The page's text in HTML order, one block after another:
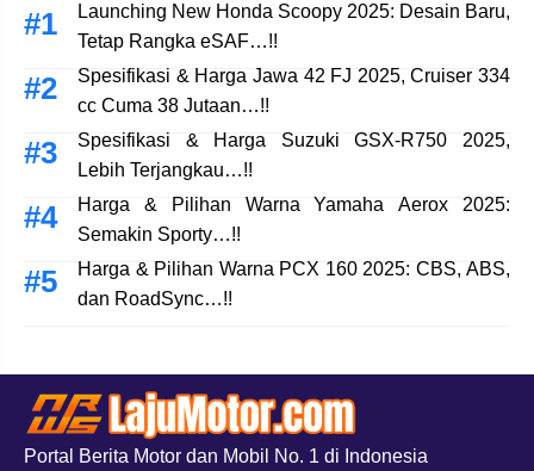
Launching New Honda Scoopy 2025: Desain Baru,
Tetap Rangka eSAF…!!
Spesifikasi & Harga Jawa 42 FJ 2025, Cruiser 334
cc Cuma 38 Jutaan…!!
Spesifikasi & Harga Suzuki GSX-R750 2025,
Lebih Terjangkau…!!
Harga & Pilihan Warna Yamaha Aerox 2025:
Semakin Sporty…!!
Harga & Pilihan Warna PCX 160 2025: CBS, ABS,
dan RoadSync…!!
Portal Berita Motor dan Mobil No. 1 di Indonesia